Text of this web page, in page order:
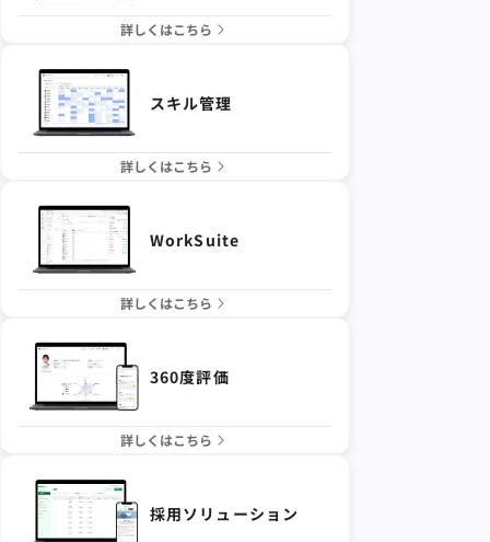
詳しくはこちら
スキル管理
詳しくはこちら
WorkSuite
詳しくはこちら
360度評価
詳しくはこちら
採用ソリューション